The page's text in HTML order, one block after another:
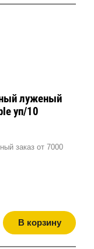
луженый
уп/10
заказ от 7000
В корзину